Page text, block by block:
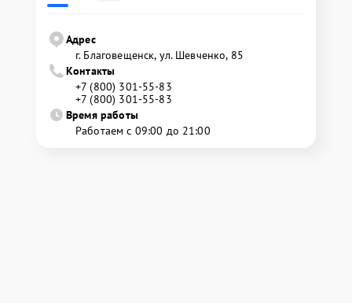
Адрес
г. Благовещенск, ул. Шевченко, 85
Контакты
+7 (800) 301-55-83
+7 (800) 301-55-83
Время работы
Работаем с 09:00 до 21:00